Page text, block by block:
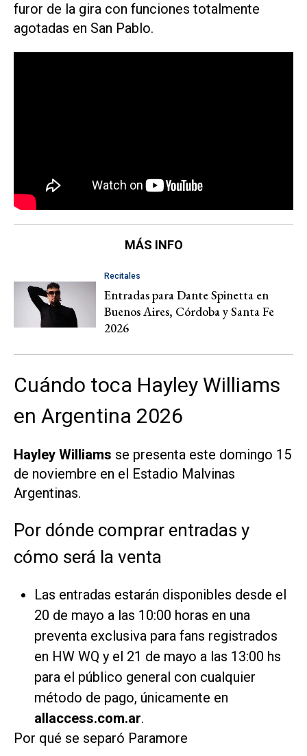
furor de la gira con funciones totalmente
agotadas en San Pablo.
MÁS INFO
Recitales
Entradas para Dante Spinetta en
Buenos Aires, Córdoba y Santa Fe
2026
Cuándo toca Hayley Williams
en Argentina 2026
Hayley Williams se presenta este domingo 15
de noviembre en el Estadio Malvinas
Argentinas.
Por dónde comprar entradas y
cómo será la venta
Las entradas estarán disponibles desde el
20 de mayo a las 10:00 horas en una
preventa exclusiva para fans registrados
en HW WQ y el 21 de mayo a las 13:00 hs
para el público general con cualquier
método de pago, únicamente en
allaccess.com.ar.
Por qué se separó Paramore